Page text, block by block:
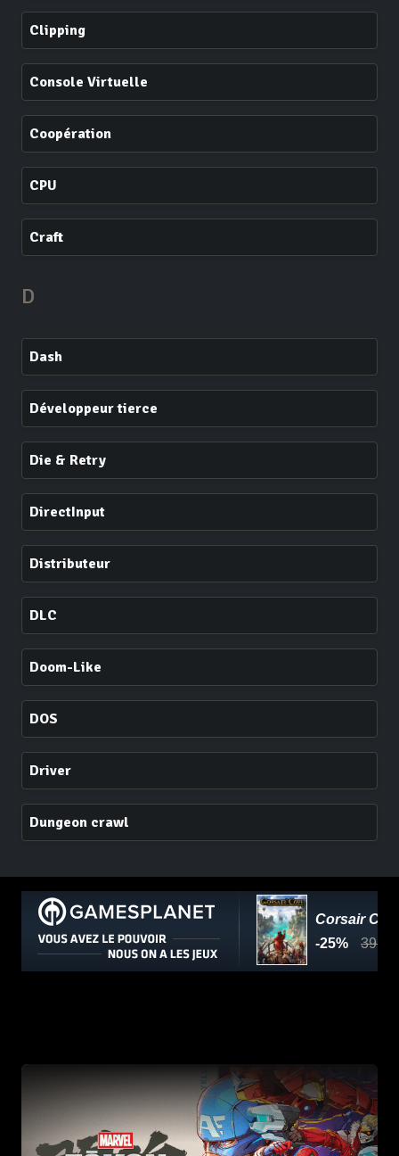
Clipping
Console Virtuelle
Coopération
CPU
Craft
D
Dash
Développeur tierce
Die & Retry
DirectInput
Distributeur
DLC
Doom-Like
DOS
Driver
Dungeon crawl